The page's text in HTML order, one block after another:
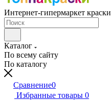
Интернет-гипермаркет краски
Каталог
По всему сайту
По каталогу
Сравнение0
Избранные товары 0